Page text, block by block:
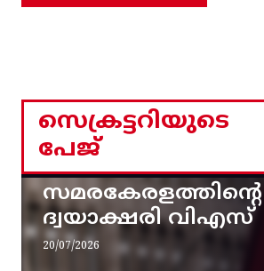
സെക്രട്ടറിയുടെ
പേജ്
സമരകേരളത്തിൻ്റെ
ദ്വയാക്ഷരി വിഎസ്
20/07/2026